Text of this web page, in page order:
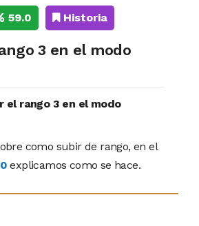
59.0 Historia
3 en el modo
el rango 3 en el modo
como subir de rango, en el
explicamos como se hace.